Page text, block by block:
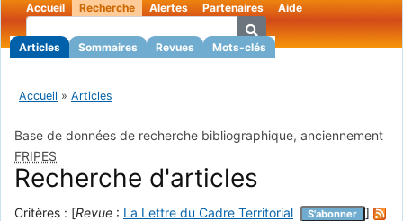
Accueil Recherche
Articles Sommaires Revues Mots-clés
Alertes Partenaires Aide
Accueil » Articles
Base de données de recherche bibliographique, anciennement
FRIPES
Recherche d'articles
Critères : [Revue : La Lettre du Cadre Territorial S'abonner ]